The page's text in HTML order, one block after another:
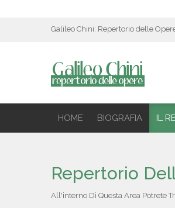
Galileo Chini: Repertorio delle
HOME BIOGRAFIA IL
Repertorio
All'interno Di Questa Area Potrete